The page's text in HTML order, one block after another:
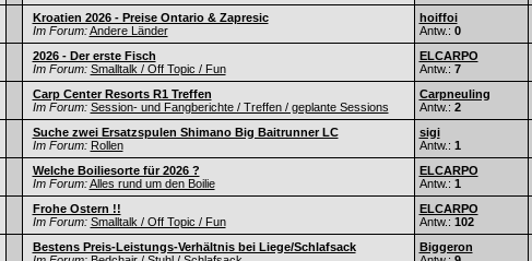
Kroatien 2026 - Preise Ontario & Zapresic
Im Forum: Andere Länder
hoiffoi
Antw.: 0
2026 - Der erste Fisch
Im Forum: Smalltalk / Off Topic / Fun
ELCARPO
Antw.: 7
Carp Center Resorts R1 Treffen
Im Forum: Session- und Fangberichte / Treffen / geplante Sessions
Carpneuling
Antw.: 2
Suche zwei Ersatzspulen Shimano Big Baitrunner LC
Im Forum: Rollen
sigi
Antw.: 1
Welche Boiliesorte für 2026 ?
Im Forum: Alles rund um den Boilie
ELCARPO
Antw.: 1
Frohe Ostern !!
Im Forum: Smalltalk / Off Topic / Fun
ELCARPO
Antw.: 102
Bestens Preis-Leistungs-Verhältnis bei Liege/Schlafsack
Biggeron